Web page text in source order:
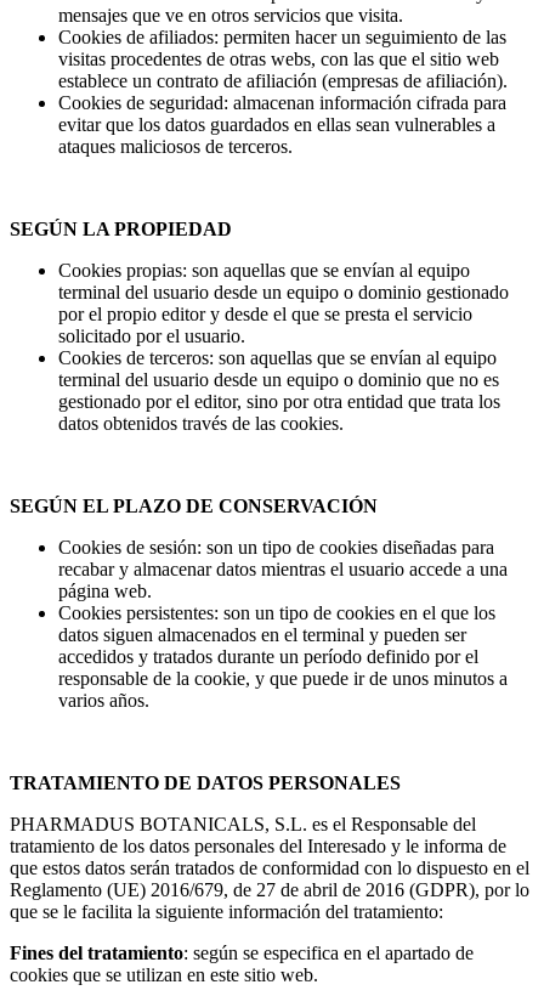
mensajes que ve en otros servicios que visita.
Cookies de afiliados: permiten hacer un seguimiento de las
visitas procedentes de otras webs, con las que el sitio web
establece un contrato de afiliación (empresas de afiliación).
Cookies de seguridad: almacenan información cifrada para
evitar que los datos guardados en ellas sean vulnerables a
ataques maliciosos de terceros.
SEGÚN LA PROPIEDAD
Cookies propias: son aquellas que se envían al equipo
terminal del usuario desde un equipo o dominio gestionado
por el propio editor y desde el que se presta el servicio
solicitado por el usuario.
Cookies de terceros: son aquellas que se envían al equipo
terminal del usuario desde un equipo o dominio que no es
gestionado por el editor, sino por otra entidad que trata los
datos obtenidos través de las cookies.
SEGÚN EL PLAZO DE CONSERVACIÓN
Cookies de sesión: son un tipo de cookies diseñadas para
recabar y almacenar datos mientras el usuario accede a una
página web.
Cookies persistentes: son un tipo de cookies en el que los
datos siguen almacenados en el terminal y pueden ser
accedidos y tratados durante un período definido por el
responsable de la cookie, y que puede ir de unos minutos a
varios años.
TRATAMIENTO DE DATOS PERSONALES
PHARMADUS BOTANICALS, S.L. es el Responsable del
tratamiento de los datos personales del Interesado y le informa de
que estos datos serán tratados de conformidad con lo dispuesto en el
Reglamento (UE) 2016/679, de 27 de abril de 2016 (GDPR), por lo
que se le facilita la siguiente información del tratamiento:
Fines del tratamiento: según se especifica en el apartado de
cookies que se utilizan en este sitio web.